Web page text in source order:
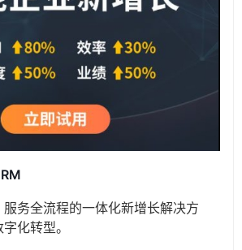
务全流程的一体化新增长解决方
化转型。